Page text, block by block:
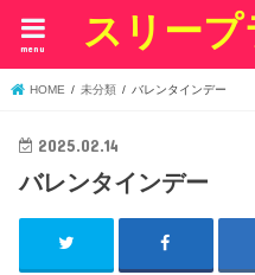
スリープ
menu
HOME 未分類 バレンタインデー
2025.02.14
バレンタインデー